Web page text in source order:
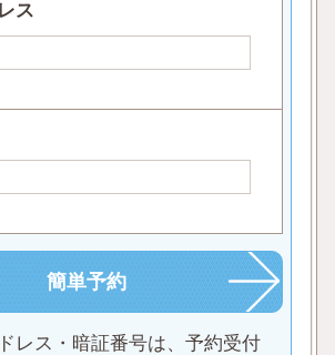
ス
レス・暗証番号は、予約受付